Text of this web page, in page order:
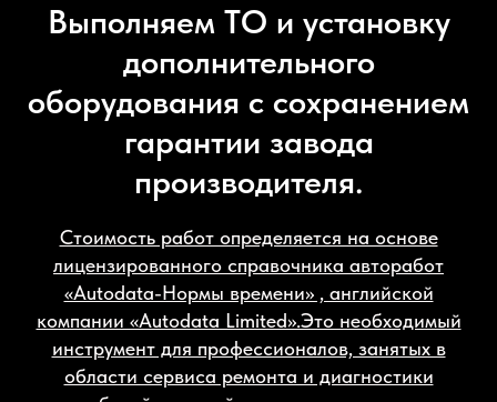
Выполняем ТО и установку
дополнительного
оборудования с сохранением
гарантии завода
производителя.
Стоимость работ определяется на основе
лицензированного справочника авторабот
«Autodata-Нормы времени» , английской
компании «Autodata Limited».Это необходимый
инструмент для профессионалов, занятых в
области сервиса ремонта и диагностики